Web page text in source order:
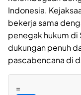
Indonesia.
bekerja sama
penegak hukum di
dukungan penuh
pascabencana di
=